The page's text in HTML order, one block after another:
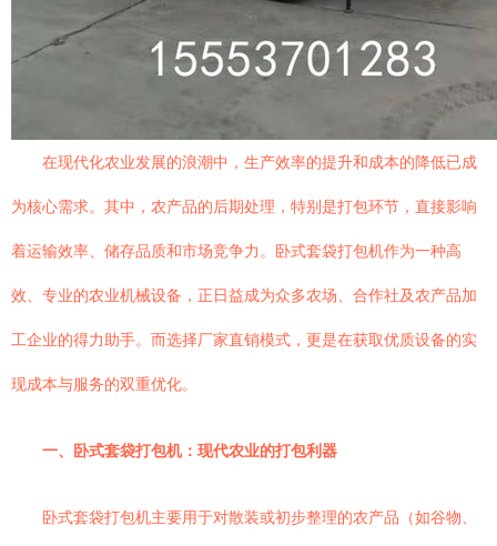
在现代化农业发展的浪潮中，生产效率的提升和成本的降低已成
为核心需求。其中，农产品的后期处理，特别是打包环节，直接影响
着运输效率、储存品质和市场竞争力。卧式套袋打包机作为一种高
效、专业的农业机械设备，正日益成为众多农场、合作社及农产品加
工企业的得力助手。而选择厂家直销模式，更是在获取优质设备的实
现成本与服务的双重优化。
一、卧式套袋打包机：现代农业的打包利器
卧式套袋打包机主要用于对散装或初步整理的农产品（如谷物、